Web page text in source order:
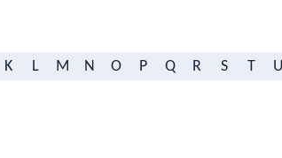
K L M N O P Q R S T U